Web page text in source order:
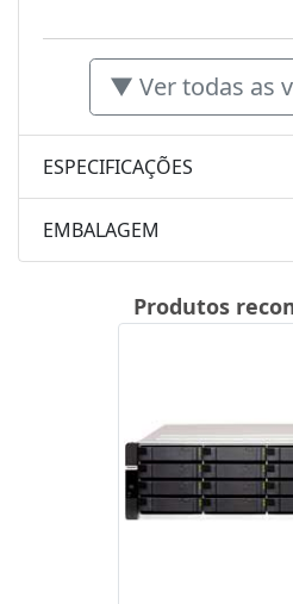
▼ Ver todas as
ESPECIFICAÇÕES
EMBALAGEM
Produtos